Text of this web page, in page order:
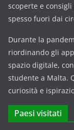
scoperte e
spesso fuori dai
Durante la
riordinando gli
spazio digitale,
studente a Malta.
curiosità e
Paesi visitati